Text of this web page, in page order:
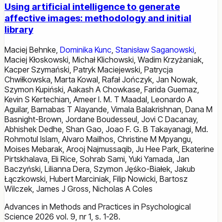
Using artificial intelligence to generate
affective images: methodology and initial
library
Maciej Behnke Dominika Kunc Stanisław Saganowski
Maciej Kłoskowski Michał Klichowski Wadim Krzyżaniak
Kacper Szymański Patryk Maciejewski Patrycja
Chwiłkowska Marta Kowal Rafał Jończyk Jan Nowak
Szymon Kupiński Aakash A Chowkase Farida Guemaz
Kevin S Kertechian Ameer I. M. T Maadal Leonardo A
Aguilar, Barnabas T Alayande Vimala Balakrishnan Dana M
Basnight-Brown Jordane Boudesseul Jovi C Dacanay,
Abhishek Dedhe Shan Gao Joao F. G. B Takayanagi Md.
Rohmotul Islam Alvaro Mailhos Christine M Mpyangu
Moises Mebarak Arooj Najmussaqib Ju Hee Park Ekaterine
Pirtskhalava Eli Rice Sohrab Sami ,Yuki Yamada Jan
Baczyński Lilianna Dera Szymon Jęśko-Białek Jakub
Łączkowski Hubert Marciniak Filip Nowicki Bartosz
Wilczek James J Gross Nicholas A Coles
Advances in Methods and Practices in Psychological
Science 2026 vol. 9, nr 1, s. 1-28.